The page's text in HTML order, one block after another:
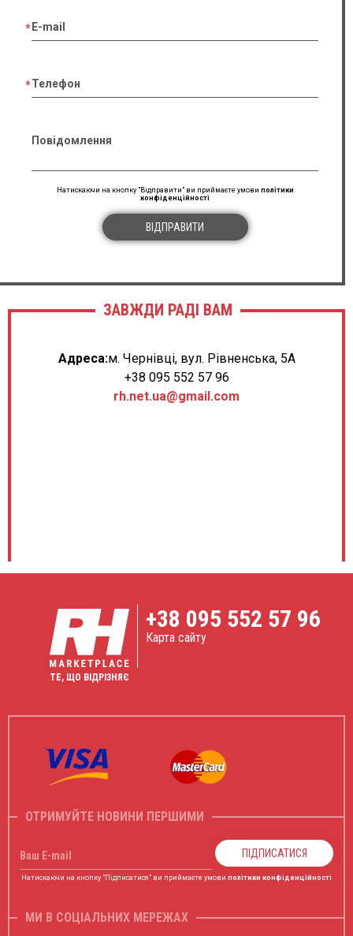
E-mail
Телефон
Повідомлення
Натискаючи на кнопку "Відправити" ви приймаєте умови політики
конфіденційності
ВІДПРАВИТИ
ЗАВЖДИ РАДІ ВАМ
Адреса:м. Чернівці, вул. Рівненська, 5А
+38 095 552 57 96
rh.net.ua@gmail.com
ТЕ, ЩО ВІДРІЗНЯЄ
+38 095 552 57 96
Карта сайту
ОТРИМУЙТЕ НОВИНИ ПЕРШИМИ
Ваш E-mail ПІДПИСАТИСЯ
Натискаючи на кнопку "Підписатися" ви приймаєте умови політики конфіденційності
МИ В СОЦІАЛЬНИХ МЕРЕЖАХ